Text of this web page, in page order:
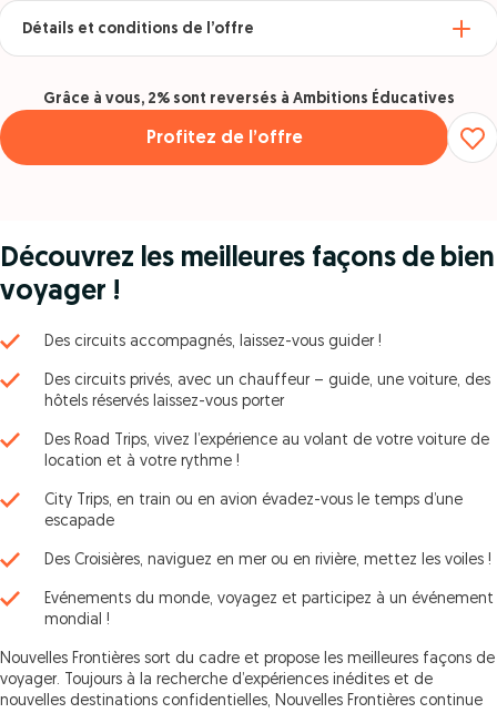
Découvrez les meilleures façons de bien
voyager !
Des circuits accompagnés, laissez-vous guider !
Des circuits privés, avec un chauffeur – guide, une voiture, des
hôtels réservés laissez-vous porter
Des Road Trips, vivez l’expérience au volant de votre voiture de
location et à votre rythme !
City Trips, en train ou en avion évadez-vous le temps d’une
escapade
Des Croisières, naviguez en mer ou en rivière, mettez les voiles !
Evénements du monde, voyagez et participez à un événement
mondial !
Nouvelles Frontières sort du cadre et propose les meilleures façons de
voyager. Toujours à la recherche d’expériences inédites et de
nouvelles destinations confidentielles, Nouvelles Frontières continue
Détails et conditions de l’offre
Profitez de l’offre
Grâce à vous, 2% sont reversés à Ambitions Éducatives